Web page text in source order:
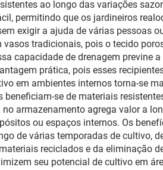
ao longo das variações
permitindo que os jardineiros
exigir a ajuda de várias pessoas
tradicionais, pois o tecido
capacidade de drenagem previne
prática, pois esses
em ambientes internos torna-se
se de materiais
armazenamento agrega valor a
ou espaços internos. Os
de várias temporadas de cultivo,
reciclados e da eliminação
seu potencial de cultivo em